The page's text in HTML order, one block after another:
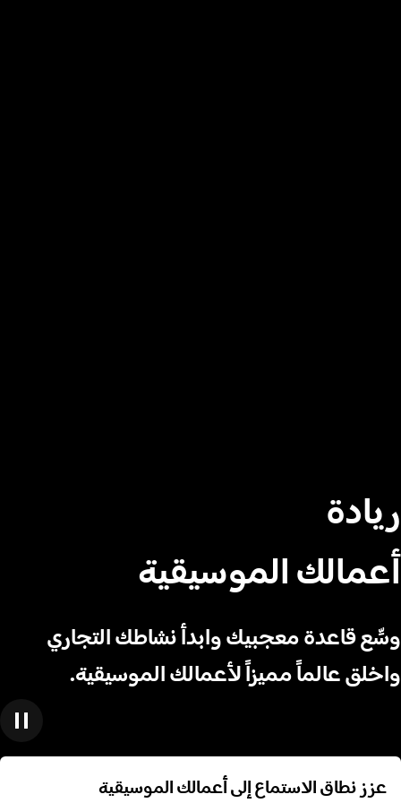
ريادة
أعمالك الموسيقية
وسِّع قاعدة معجبيك وابدأ نشاطك التجاري
واخلق عالماً مميزاً لأعمالك الموسيقية.
عزز نطاق الاستماع إلى أعمالك الموسيقية
عزز نطاق الاستماع إلى أعمالك الموسيقية